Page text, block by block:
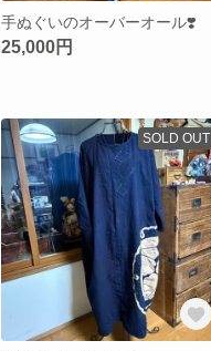
手ぬぐいのオーバーオール❣️
25,000円
SOLD OUT